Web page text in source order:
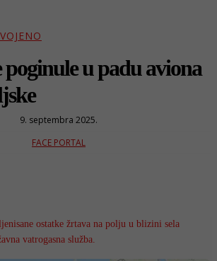
poginule u padu aviona
9. septembra 2025.
FACE PORTAL
ostatke žrtava na polju u blizini sela
vatrogasna služba.